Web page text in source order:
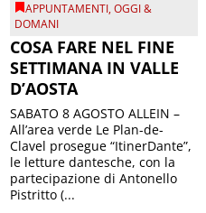
APPUNTAMENTI,OGGI &
DOMANI
COSA FARE NEL FINE
SETTIMANA IN VALLE
D’AOSTA
SABATO 8 AGOSTO ALLEIN –
All’area verde Le Plan-de-
Clavel prosegue “ItinerDante”,
le letture dantesche, con la
partecipazione di Antonello
Pistritto (...